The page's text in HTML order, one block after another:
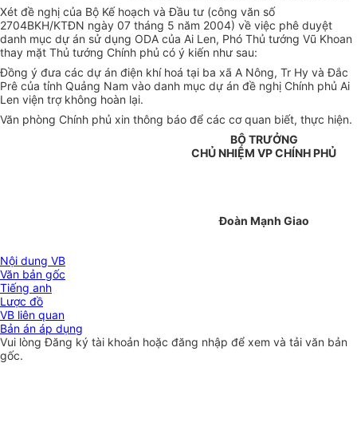
Xét đề nghị của Bộ Kế hoạch và Đầu tư (công văn số
2704BKH/KTĐN ngày 07 tháng 5 năm 2004) về việc phê duyệt
danh mục dự án sử dụng ODA của Ai Len, Phó Thủ tướng Vũ Khoan
thay mặt Thủ tướng Chính phủ có ý kiến như sau:
Đồng ý đưa các dự án điện khí hoá tại ba xã A Nông, Tr Hy và Đắc
Prê của tỉnh Quảng Nam vào danh mục dự án đề nghị Chính phủ Ai
Len viện trợ không hoàn lại.
Văn phòng Chính phủ xin thông báo để các cơ quan biết, thực hiện.
BỘ TRƯỞNG
CHỦ NHIỆM VP CHÍNH PHỦ
Đoàn Mạnh Giao
Nội dung VB
Văn bản gốc
Tiếng anh
Lược đồ
VB liên quan
Bản án áp dụng
Vui lòngĐăng ký tài khoản hoặc đăng nhập để xem và tải văn bản
gốc.